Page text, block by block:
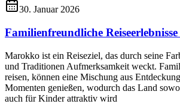
30. Januar 2026
Familienfreundliche
Marokko ist ein Reiseziel, das durch seine
und Traditionen Aufmerksamkeit weckt.
reisen, können eine Mischung aus
Momenten genießen, wodurch das Land
auch für Kinder attraktiv wird